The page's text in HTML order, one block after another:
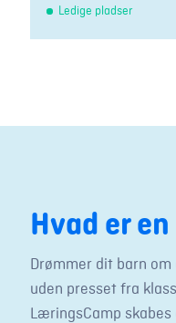
Ledige pladser
Hvad er
Drømmer dit barn
uden presset fra
LæringsCamp